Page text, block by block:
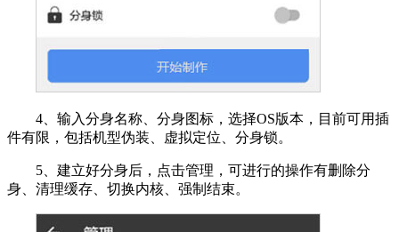
4、输入分身名称、分身图标，选择OS版本，目前可用插
件有限，包括机型伪装、虚拟定位、分身锁。
5、建立好分身后，点击管理，可进行的操作有删除分
身、清理缓存、切换内核、强制结束。